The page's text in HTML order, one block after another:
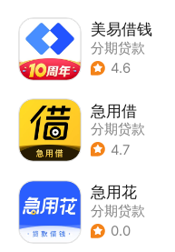
美易借钱
分期贷款
4.6
急用借
分期贷款
4.7
急用花
分期贷款
0.0